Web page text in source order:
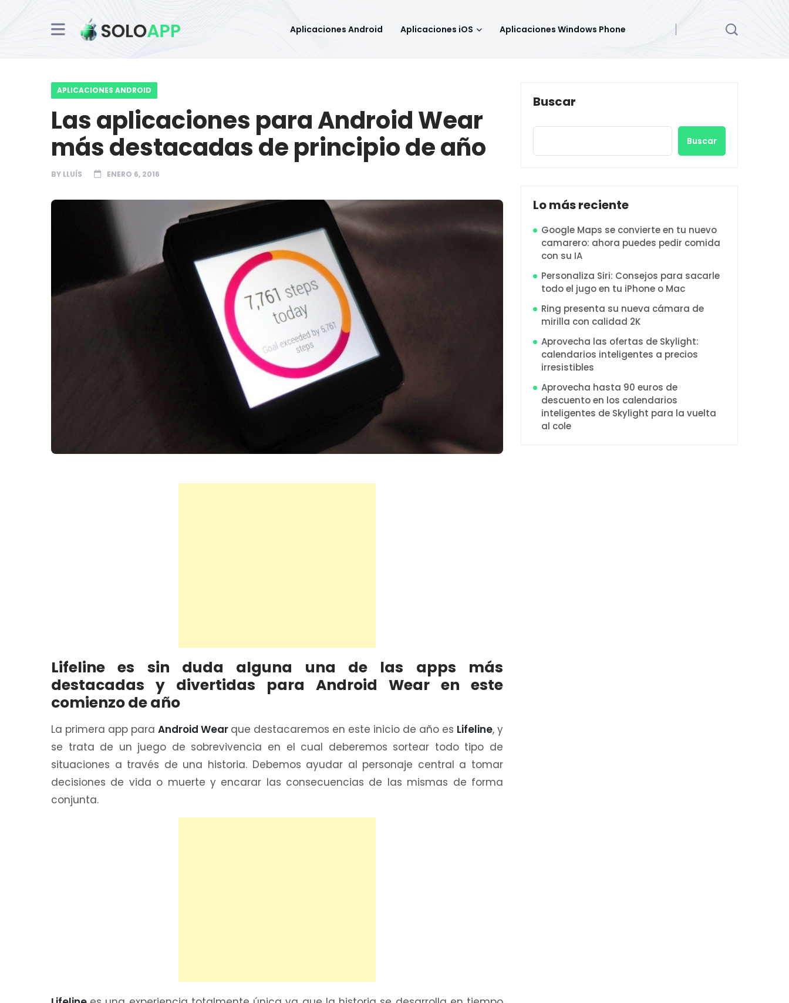
Aplicaciones Android Aplicaciones iOS Aplicaciones Windows Phone
APLICACIONES ANDROID
Las aplicaciones para Android Wear
más destacadas de principio de año
BY LLUÍS ENERO 6, 2016
Lifeline es sin duda alguna una de las apps más
destacadas y divertidas para Android Wear en este
comienzo de año
La primera app para Android Wear que destacaremos en este inicio de año es Lifeline, y
se trata de un juego de sobrevivencia en el cual deberemos sortear todo tipo de
situaciones a través de una historia. Debemos ayudar al personaje central a tomar
decisiones de vida o muerte y encarar las consecuencias de las mismas de forma
conjunta.
Buscar
Buscar
Lo más reciente
Google Maps se convierte en tu nuevo
camarero: ahora puedes pedir comida
con su IA
Personaliza Siri: Consejos para sacarle
todo el jugo en tu iPhone o Mac
Ring presenta su nueva cámara de
mirilla con calidad 2K
Aprovecha las ofertas de Skylight:
calendarios inteligentes a precios
irresistibles
Aprovecha hasta 90 euros de
descuento en los calendarios
inteligentes de Skylight para la vuelta
al cole